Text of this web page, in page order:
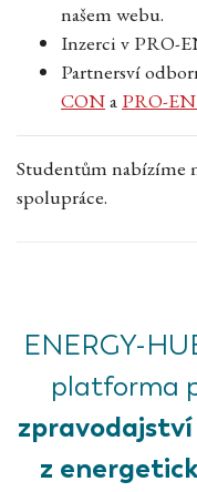
našem webu.
Inzerci v PRO-
Partnersví
CONa PRO-
Studentům nabízíme
spolupráce.
ENERGY-
platforma
zpravodajství
z